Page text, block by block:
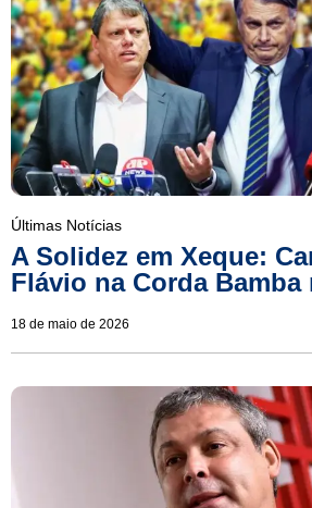
Últimas Notícias
A Solidez em Xeque:
Flávio na Corda Bamba
18 de maio de 2026